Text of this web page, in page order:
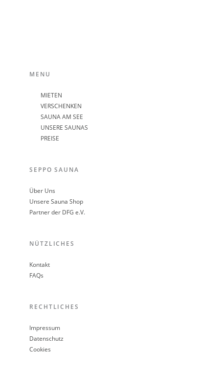
MENU
MIETEN
VERSCHENKEN
SAUNA AM SEE
UNSERE SAUNAS
PREISE
SEPPO SAUNA
Über Uns
Unsere Sauna Shop
Partner der DFG e.V.
NÜTZLICHES
Kontakt
FAQs
RECHTLICHES
Impressum
Datenschutz
Cookies